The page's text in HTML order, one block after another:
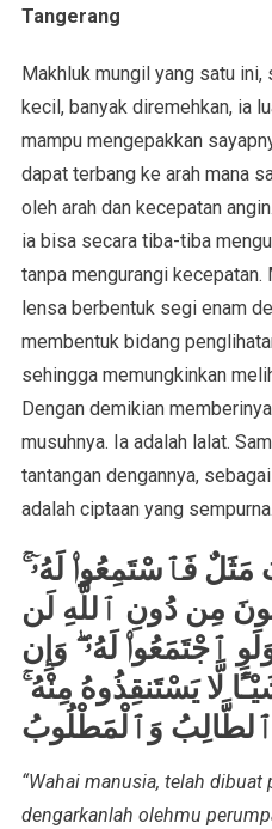
Tangerang
Makhluk mungil yang satu ini,
kecil, banyak diremehkan, ia
mampu mengepakkan
dapat terbang ke arah mana
oleh arah dan kecepatan
ia bisa secara tiba-tiba
tanpa mengurangi
lensa berbentuk segi enam
membentuk bidang
sehingga memungkinkan
Dengan demikian
musuhnya. Ia adalah lalat.
tantangan dengannya,
adalah ciptaan yang sempurna.
فَٱسْتَمِعُوا۟ لَهُۥٓ
مِن دُونِ ٱللَّهِ لَن
وَلَوِ ٱجْتَمَعُوا۟ لَهُۥ ۖ وَإِن
لَّا يَسْتَنقِذُوهُ مِنْهُ
وَٱلْمَطْلُوبُ
“Wahai manusia, telah dibuat
dengarkanlah olehmu